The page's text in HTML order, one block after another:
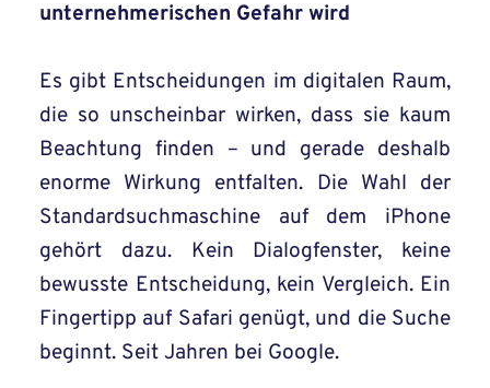
unternehmerischen Gefahr wird
Es gibt Entscheidungen im digitalen Raum,
die so unscheinbar wirken, dass sie kaum
Beachtung finden – und gerade deshalb
enorme Wirkung entfalten. Die Wahl der
Standardsuchmaschine auf dem iPhone
gehört dazu. Kein Dialogfenster, keine
bewusste Entscheidung, kein Vergleich. Ein
Fingertipp auf Safari genügt, und die Suche
beginnt. Seit Jahren bei Google.